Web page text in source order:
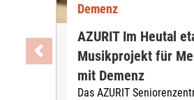
Demenz
AZURIT Im Heutal
Musikprojekt für
mit Demenz
Das AZURIT